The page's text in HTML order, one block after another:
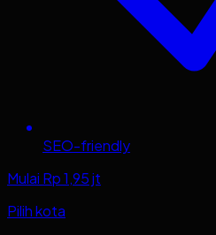
SEO-friendly
Mulai Rp 1,95 jt
Pilih kota